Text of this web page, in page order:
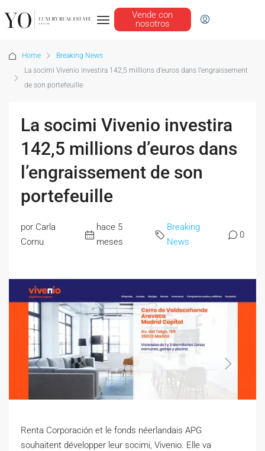
Vende con
nosotros
Home
Breaking News
La socimi Vivenio investira 142,5 millions d’euros dans l’engraissement
de son portefeuille
La socimi Vivenio investira
142,5 millions d’euros dans
l’engraissement de son
portefeuille
por Carla
Cornu
hace 5
meses
Breaking
News
0
Renta Corporación et le fonds néerlandais APG
souhaitent développer leur socimi, Vivenio. Elle va